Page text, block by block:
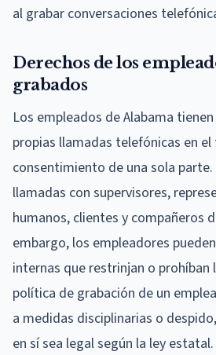
al grabar conversaciones
Derechos de los
grabados
Los empleados de Alabama
propias llamadas telefónicas en
consentimiento de una sola
llamadas con supervisores,
humanos, clientes y compañeros
embargo, los empleadores
internas que restrinjan o prohíban
política de grabación de un
a medidas disciplinarias o
en sí sea legal según la ley estatal.